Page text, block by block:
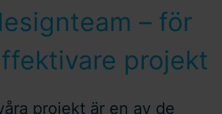
– för
projekt
projekt är en av de